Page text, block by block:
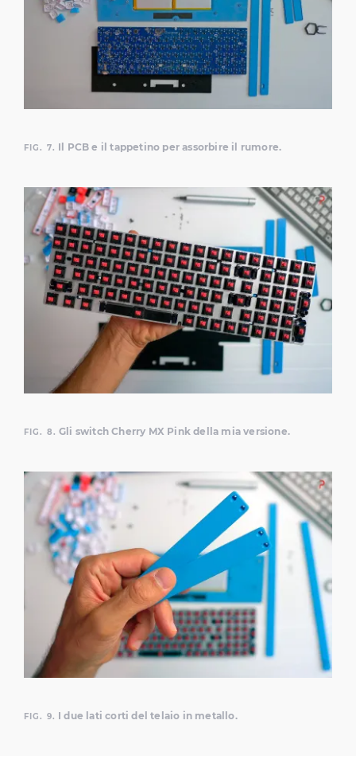
FIG. 7. Il PCB e il tappetino per assorbire il rumore.
FIG. 8. Gli switch Cherry MX Pink della mia versione.
FIG. 9. I due lati corti del telaio in metallo.